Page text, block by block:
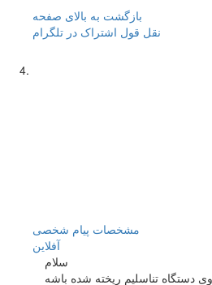
بازگشت به بالای صفحه
نقل قول اشتراک در تلگرام
مشخصات پیام شخصی
آفلاين
سلام
دستگاه تناسلیم ریخته شده باشه